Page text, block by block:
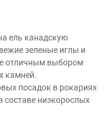
ель канадскую
зеленые иглы и
отличным выбором
камней.
посадок в рокариях
низкорослых